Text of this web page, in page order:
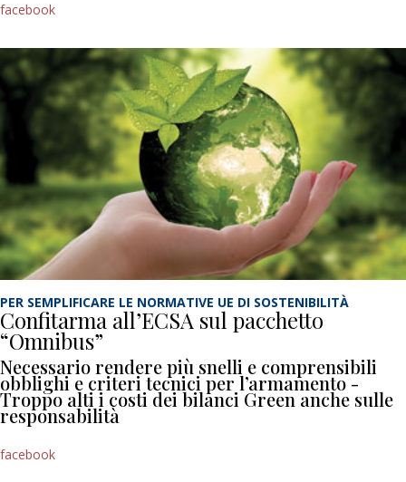
facebook
PER SEMPLIFICARE LE NORMATIVE UE DI SOSTENIBILITÀ
Confitarma all’ECSA sul pacchetto
“Omnibus”
Necessario rendere più snelli e comprensibili
obblighi e criteri tecnici per l’armamento -
Troppo alti i costi dei bilanci Green anche sulle
responsabilità
facebook